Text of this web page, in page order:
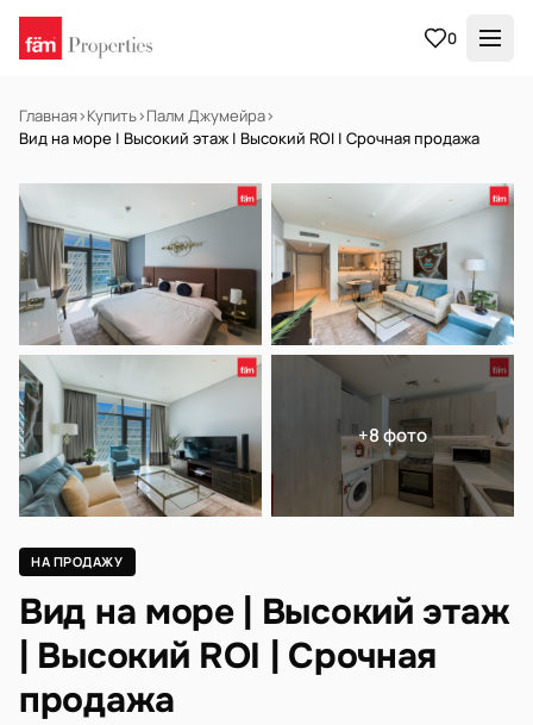
0
Главная›Купить›Палм Джумейра›
Вид на море | Высокий этаж | Высокий ROI | Срочная продажа
НА ПРОДАЖУ Готов к заселению
+8 фото
НА ПРОДАЖУ
Вид на море | Высокий этаж
| Высокий ROI | Срочная
продажа